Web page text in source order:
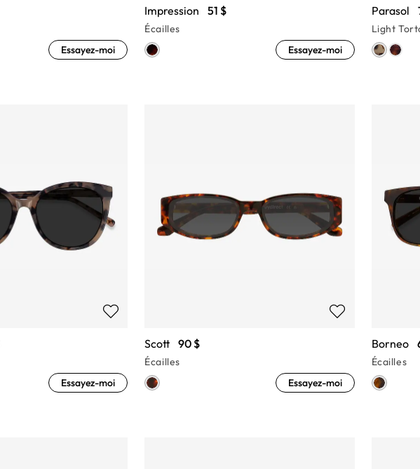
Essayez-moi
Impression 51 $
Écailles
Essayez-moi
Parasol
Light
Essayez-moi
Scott 90 $
Écailles
Essayez-moi
Borneo
Écailles